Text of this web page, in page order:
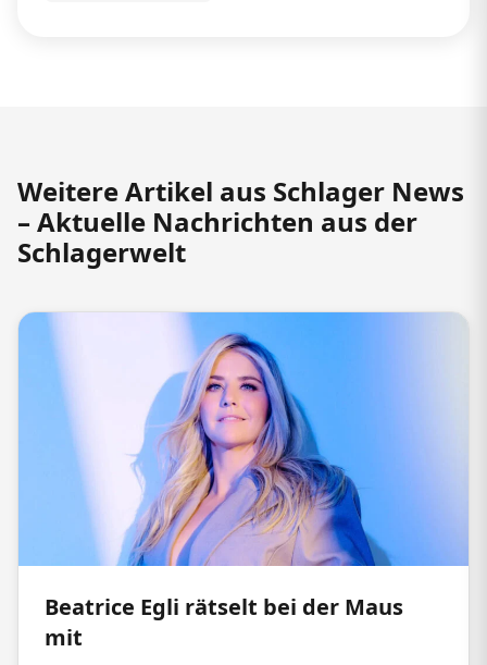
Weitere Artikel aus Schlager News
– Aktuelle Nachrichten aus der
Schlagerwelt
Beatrice Egli rätselt bei der Maus
mit